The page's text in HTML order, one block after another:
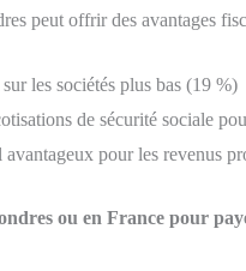
peut offrir des avantages
les sociétés plus bas (19 %)
de sécurité sociale
pour les revenus
ou en France pour